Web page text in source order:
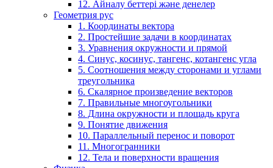
12. Айналу беттері және денелер
Геометрия рус
1. Координаты вектора
2. Простейшие задачи в координатах
3. Уравнения окружности и прямой
4. Синус, косинус, тангенс, котангенс угла
5. Соотношения между сторонами и углами
треугольника
6. Скалярное произведение векторов
7. Правильные многоугольники
8. Длина окружности и площадь круга
9. Понятие движения
10. Параллельный перенос и поворот
11. Многогранники
12. Тела и поверхности вращения